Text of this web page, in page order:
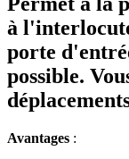
à
porte
possible.
Avantages :